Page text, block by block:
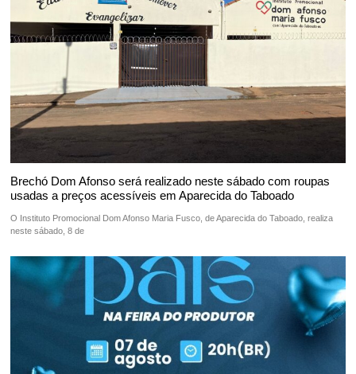
Brechó Dom Afonso será realizado neste sábado com roupas
usadas a preços acessíveis em Aparecida do Taboado
O Instituto Promocional Dom Afonso Maria Fusco, de Aparecida do Taboado, realiza
neste sábado, 8 de